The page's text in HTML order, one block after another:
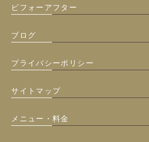
ビフォーアフター
ブログ
プライバシーポリシー
サイトマップ
メニュー・料金